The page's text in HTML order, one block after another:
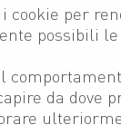
cookie per
possibili
da dove